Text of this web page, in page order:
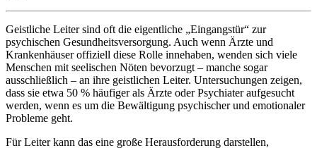
Geistliche Leiter sind oft die eigentliche „Eingangstür“ zur
psychischen Gesundheitsversorgung. Auch wenn Ärzte und
Krankenhäuser offiziell diese Rolle innehaben, wenden sich viele
Menschen mit seelischen Nöten bevorzugt – manche sogar
ausschließlich – an ihre geistlichen Leiter. Untersuchungen zeigen,
dass sie etwa 50 % häufiger als Ärzte oder Psychiater aufgesucht
werden, wenn es um die Bewältigung psychischer und emotionaler
Probleme geht.
Für Leiter kann das eine große Herausforderung darstellen,